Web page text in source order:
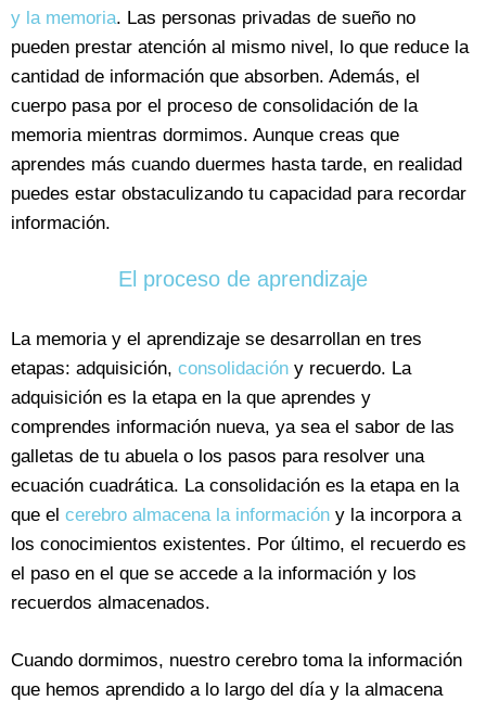
y la memoria. Las personas privadas de sueño no
pueden prestar atención al mismo nivel, lo que reduce la
cantidad de información que absorben. Además, el
cuerpo pasa por el proceso de consolidación de la
memoria mientras dormimos. Aunque creas que
aprendes más cuando duermes hasta tarde, en realidad
puedes estar obstaculizando tu capacidad para recordar
información.
El proceso de aprendizaje
La memoria y el aprendizaje se desarrollan en tres
etapas: adquisición, consolidación y recuerdo. La
adquisición es la etapa en la que aprendes y
comprendes información nueva, ya sea el sabor de las
galletas de tu abuela o los pasos para resolver una
ecuación cuadrática. La consolidación es la etapa en la
que el cerebro almacena la información y la incorpora a
los conocimientos existentes. Por último, el recuerdo es
el paso en el que se accede a la información y los
recuerdos almacenados.
Cuando dormimos, nuestro cerebro toma la información
que hemos aprendido a lo largo del día y la almacena